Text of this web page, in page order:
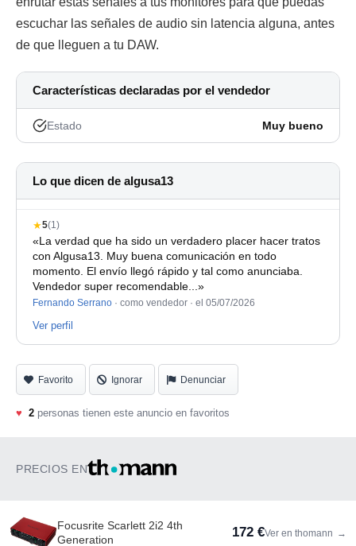
escuchar las señales de audio sin latencia alguna, antes
de que lleguen a tu DAW.
Características declaradas por el vendedor
Estado Muy bueno
Lo que dicen de algusa13
★5(1)
«La verdad que ha sido un verdadero placer hacer tratos
con Algusa13. Muy buena comunicación en todo
momento. El envío llegó rápido y tal como anunciaba.
Vendedor super recomendable...»
Fernando Serrano · como vendedor · el 05/07/2026
Ver perfil
Favorito Ignorar Denunciar
♥ 2 personas tienen este anuncio en favoritos
PRECIOS EN
Focusrite Scarlett 2i2 4th
Generation
172 €Ver en thomann →